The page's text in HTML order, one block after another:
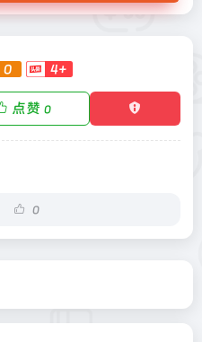
0 4+
点赞 0
0